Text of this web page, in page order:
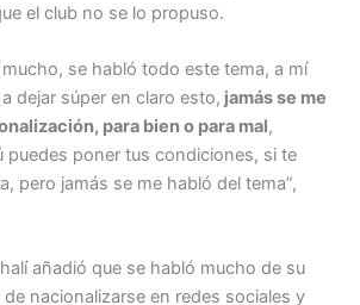
el club no se lo propuso.
se habló todo este tema, a mí
dejar súper en claro esto, jamás se me
para bien o para mal,
puedes poner tus condiciones, si te
pero jamás se me habló del tema”,
añadió que se habló mucho de su
nacionalizarse en redes sociales y